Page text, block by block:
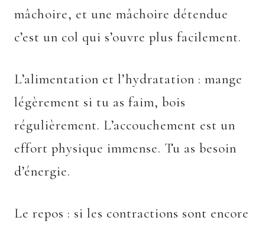
mâchoire, et une mâchoire détendue
c’est un col qui s’ouvre plus facilement.
L’alimentation et l’hydratation : mange
légèrement si tu as faim, bois
régulièrement. L’accouchement est un
effort physique immense. Tu as besoin
d’énergie.
Le repos : si les contractions sont encore